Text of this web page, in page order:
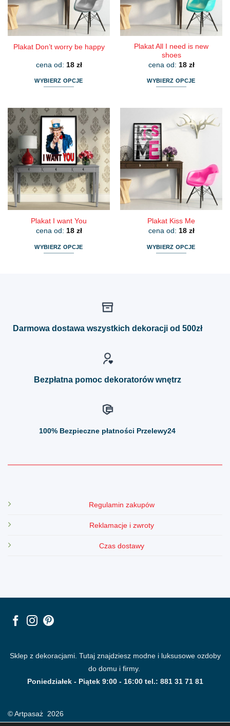
na
stronie
produktu
na
stronie
produktu
Plakat Don’t worry be happy
cena od: 18 zł
WYBIERZ OPCJE
ma
wiele
wariantów.
Opcje
można
wybrać
na
stronie
produktu
Plakat All I need is new
shoes
cena od: 18 zł
WYBIERZ OPCJE
wiele
wariantów.
Opcje
można
wybrać
na
stronie
produktu
Plakat I want You
cena od: 18 zł
WYBIERZ OPCJE
Plakat Kiss Me
cena od: 18 zł
WYBIERZ OPCJE
można
Darmowa dostawa wszystkich dekoracji od 500zł
Bezpłatna pomoc dekoratorów wnętrz
100% Bezpieczne płatności Przelewy24
Regulamin zakupów
Reklamacje i zwroty
Czas dostawy
Sklep z dekoracjami. Tutaj znajdziesz modne i luksusowe ozdoby
do domu i firmy.
Poniedziałek - Piątek 9:00 - 16:00 tel.: 881 31 71 81
© Artpasaż 2026